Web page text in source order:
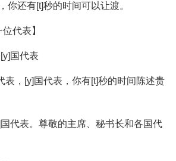
你还有[t]秒的时间可以让渡。
代表】
国代表
表，[y]国代表，你有[t]秒的时间陈述贵
代表。尊敬的主席、秘书长和各国代